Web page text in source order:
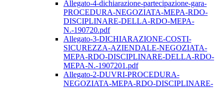
Allegato-4-dichiarazione-partecipazione-gara-
PROCEDURA-NEGOZIATA-MEPA-RDO-
DISCIPLINARE-DELLA-RDO-MEPA-
N.-190720.pdf
Allegato-3-DICHIARAZIONE-COSTI-
SICUREZZA-AZIENDALE-NEGOZIATA-
MEPA-RDO-DISCIPLINARE-DELLA-RDO-
MEPA-N.-1907201.pdf
Allegato-2-DUVRI-PROCEDURA-
NEGOZIATA-MEPA-RDO-DISCIPLINARE-